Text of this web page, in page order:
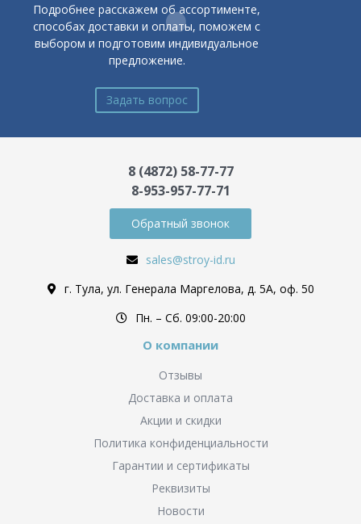
Подробнее расскажем об ассортименте,
способах доставки и оплаты, поможем с
выбором и подготовим индивидуальное
предложение.
Задать вопрос
8 (4872) 58-77-77
8-953-957-77-71
Обратный звонок
sales@stroy-id.ru
г. Тула, ул. Генерала Маргелова, д. 5А, оф. 50
Пн. – Cб. 09:00-20:00
О компании
Отзывы
Доставка и оплата
Акции и скидки
Политика конфиденциальности
Гарантии и сертификаты
Реквизиты
Новости